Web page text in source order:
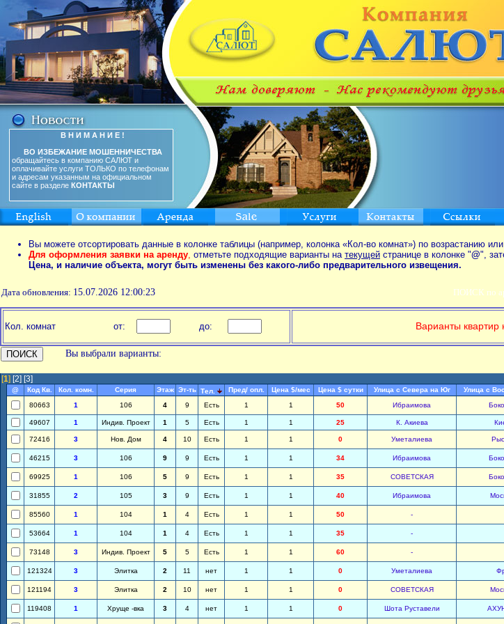
В Н И М А Н И Е !
ВО ИЗБЕЖАНИЕ МОШЕННИЧЕСТВА
обращайтесь в компанию САЛЮТ и
оплачивайте услуги ТОЛЬКО по телефонам
и адресам указанным на официальном
сайте в разделе КОНТАКТЫ
Вы можете отсортировать данные в колонке таблицы (например, колонка «Кол-во комнат») по возрастанию
Для оформления заявки на аренду, отметьте подходящие варианты на текущей странице в колонке "@",
Цена, и наличие объекта, могут быть изменены без какого-либо предварительного извещения.
Дата обновления: 15.07.2026 12:00:23 ПОИСК по
Кол. комнат от: до: Варианты квартир
Вы выбрали варианты:
[1] [2] [3]
@ Код Кв. Кол. комн. Серия Этаж Эт-ть Тел. Пред/ опл. Цена $/мес Цена $ сутки Улица с Севера на Юг Улица с
80663
1 106 4 9 Есть 1 1 50 Ибраимова
49607 1 Индив. Проект 1 5 Есть 1 1 25 К. Акиева
72416 3 Нов. Дом 4 10 Есть 1 1 0 Уметалиева
46215 3 106 9 9 Есть 1 1 34 Ибраимова
69925 1 106 5 9 Есть 1 1 35 СОВЕТСКАЯ
31855 2 105 3 9 Есть 1 1 40 Ибраимова
85560 1 104 1 4 Есть 1 1 50 -
53664 1 104 1 4 Есть 1 1 35 -
73148 3 Индив. Проект 5 5 Есть 1 1 60 -
121324 3 Элитка 2 11 нет 1 1 0 Уметалиева
121194 3 Элитка 2 10 нет 1 1 0 СОВЕТСКАЯ
119408 1 Хруще -вка 3 4 нет 1 1 0 Шота Руставели